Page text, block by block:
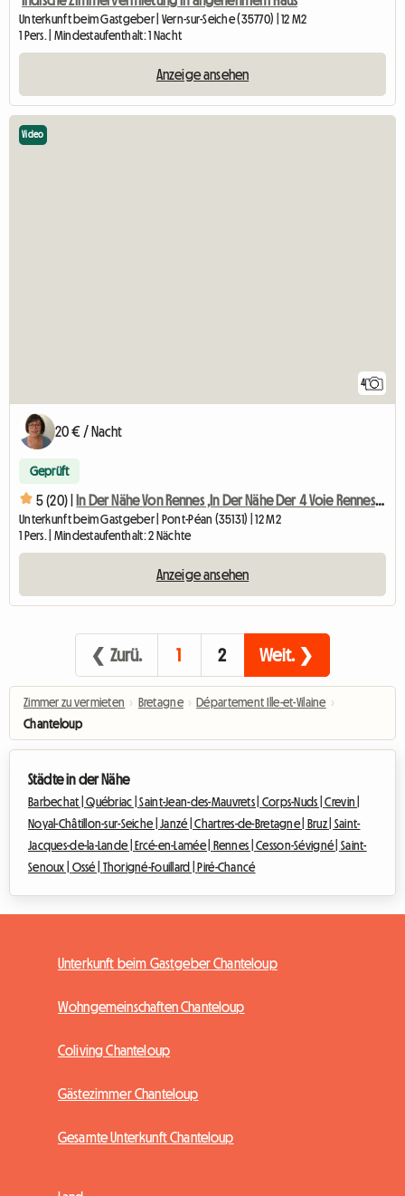
Unterkunft beim Gastgeber | Vern-sur-Seiche (35770) | 12 M2
1 Pers. | Mindestaufenthalt: 1 Nacht
Anzeige ansehen
4
Video
20 € / Nacht
Geprüft
5 (20) | In Der Nähe Von Rennes ,In Der Nähe Der 4 Voie Rennes Nantes
Unterkunft beim Gastgeber | Pont-Péan (35131) | 12 M2
1 Pers. | Mindestaufenthalt: 2 Nächte
Anzeige ansehen
❮ Zurü. 1 2 Weit. ❯
Zimmer zu vermieten › Bretagne › Département Ille-et-Vilaine ›
Chanteloup
Städte in der Nähe
Barbechat |Québriac |Saint-Jean-des-Mauvrets | Corps-Nuds |Crevin |
Noyal-Châtillon-sur-Seiche |Janzé |Chartres-de-Bretagne | Bruz | Saint-
Jacques-de-la-Lande |
Ercé-en-Lamée | Rennes |Cesson-Sévigné | Saint-
Senoux | Ossé | Thorigné-Fouillard | Piré-Chancé
Unterkunft beim Gastgeber Chanteloup
Wohngemeinschaften Chanteloup
Coliving Chanteloup
Gästezimmer Chanteloup
Gesamte Unterkunft Chanteloup